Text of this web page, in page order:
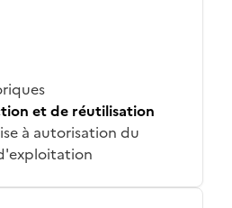
et de réutilisation
à autorisation du